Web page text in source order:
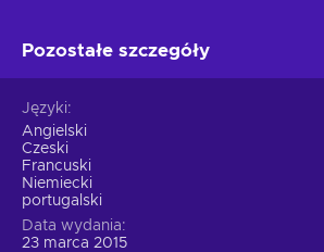
Pozostałe szczegóły
Języki
Angielski
Czeski
Francuski
Niemiecki
portugalski
Data wydania
23 marca 2015